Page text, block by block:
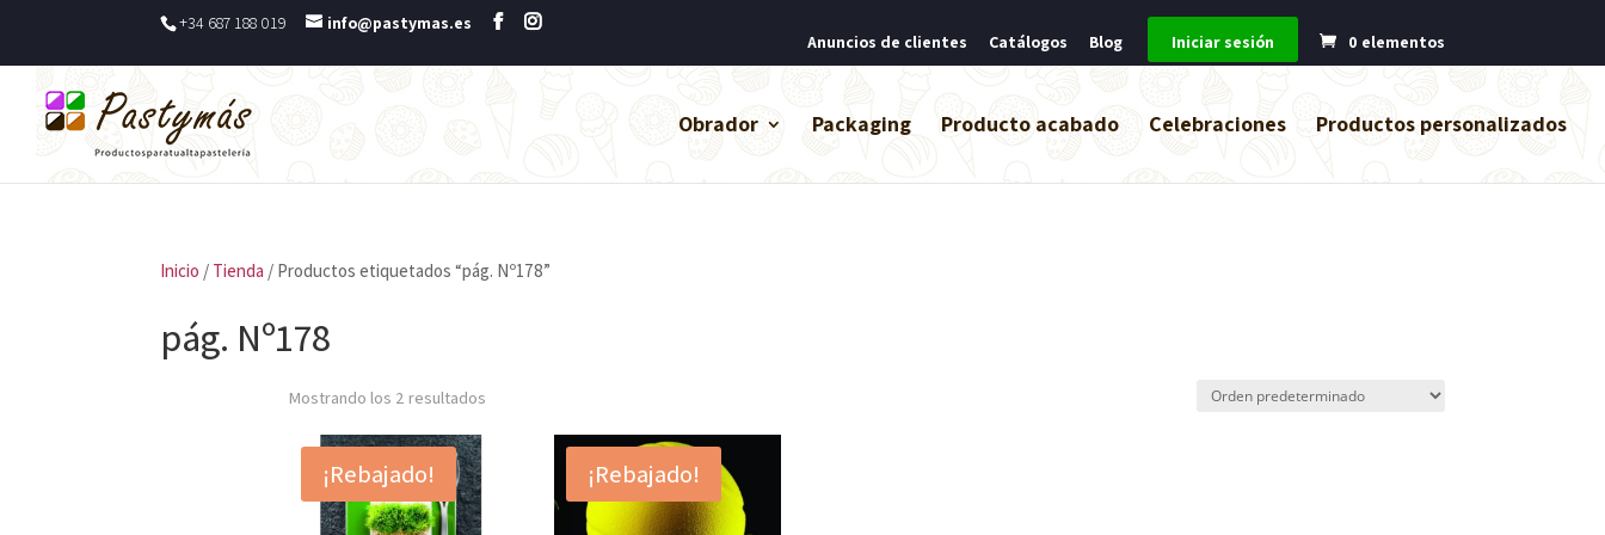
+34 687 188 019
info@pastymas.es
Anuncios de clientes
Catálogos Blog Iniciar sesión 0 elementos
Obrador Packaging Producto acabado Celebraciones Productos personalizados
Inicio / Tienda / Productos etiquetados “pág. Nº178”
pág. Nº178
Mostrando los 2 resultados
¡Rebajado! ¡Rebajado!